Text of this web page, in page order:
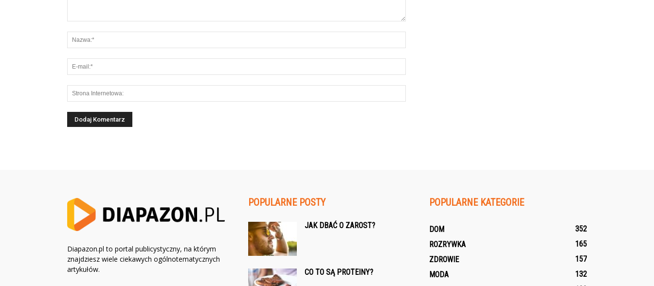
Diapazon.pl to portal publicystyczny, na którym
znajdziesz wiele ciekawych ogólnotematycznych
artykułów.
POPULARNE POSTY
JAK DBAĆ O ZAROST?
CO TO SĄ PROTEINY?
POPULARNE KATEGORIE
DOM
352
ROZRYWKA
165
ZDROWIE
157
MODA
132